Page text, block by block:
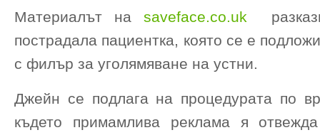
Материалът на saveface.co.uk
пострадала пациентка, която се е
с филър за уголямяване на устни.
Джейн се подлага на процедурата по
където примамлива реклама я